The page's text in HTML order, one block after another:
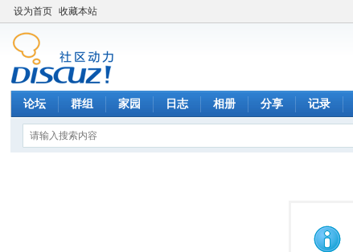
设为首页 收藏本站
论坛 群组 家园 日志 相册 分享 记录